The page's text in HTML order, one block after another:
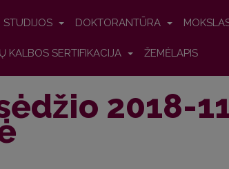
STUDIJOS DOKTORANTŪRA
KALBOS SERTIFIKACIJA ŽEMĖLAPIS
2018-